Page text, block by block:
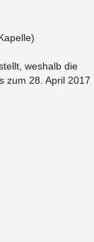
wes­halb die
zum 28. April 2017